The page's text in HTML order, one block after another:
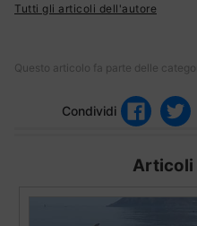
Tutti gli articoli dell'autore
Questo articolo fa parte delle
Condividi
Articoli